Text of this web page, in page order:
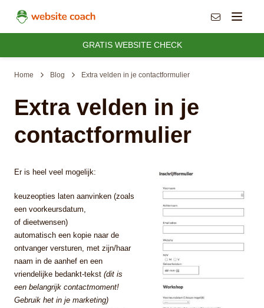
Menu
GRATIS WEBSITE CHECK
Home Blog Extra velden in je contactformulier
Extra velden in je
contactformulier
Er is heel veel mogelijk:
keuzeopties laten aanvinken (zoals
een voorkeursdatum,
of dieetwensen)
automatisch een kopie naar de
ontvanger versturen, met zijn/haar
naam in de aanhef en een
vriendelijke bedankt-tekst (dit is
een belangrijk contactmoment!
Gebruik het in je marketing)